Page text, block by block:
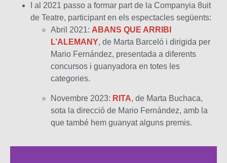
I al 2021 passo a formar part de la Companyia 8uit
de Teatre, participant en els espectacles següents:
Abril 2021: ABANS QUE ARRIBI
L’ALEMANY, de Marta Barceló i dirigida per
Mario Fernández, presentada a diferents
concursos i guanyadora en totes les
categories.
Novembre 2023: RITA, de Marta Buchaca,
sota la direcció de Mario Fernández, amb la
que també hem guanyat alguns premis.